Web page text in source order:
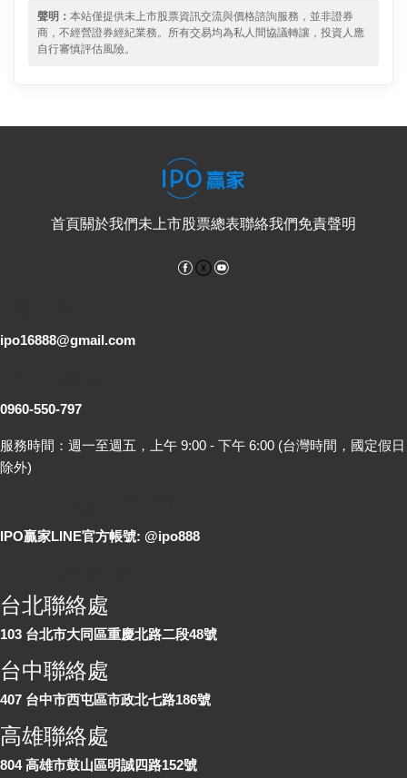
聲明： 本站僅提供未上市股票資訊交流與價格諮詢服務，並非證券
商，不經營證券經紀業務。所有交易均為私人間協議轉讓，投資人應
自行審慎評估風險。
首頁關於我們未上市股票總表聯絡我們免責聲明
Facebook
ipo16888@gmail.com
0960-550-797
服務時間：週一至週五，上午 9:00 - 下午 6:00 (台灣時間，國定假日
除外)
IPO贏家LINE官方帳號: @ipo888
台北聯絡處
103 台北市大同區重慶北路二段48號
台中聯絡處
407 台中市西屯區市政北七路186號
高雄聯絡處
804 高雄市鼓山區明誠四路152號